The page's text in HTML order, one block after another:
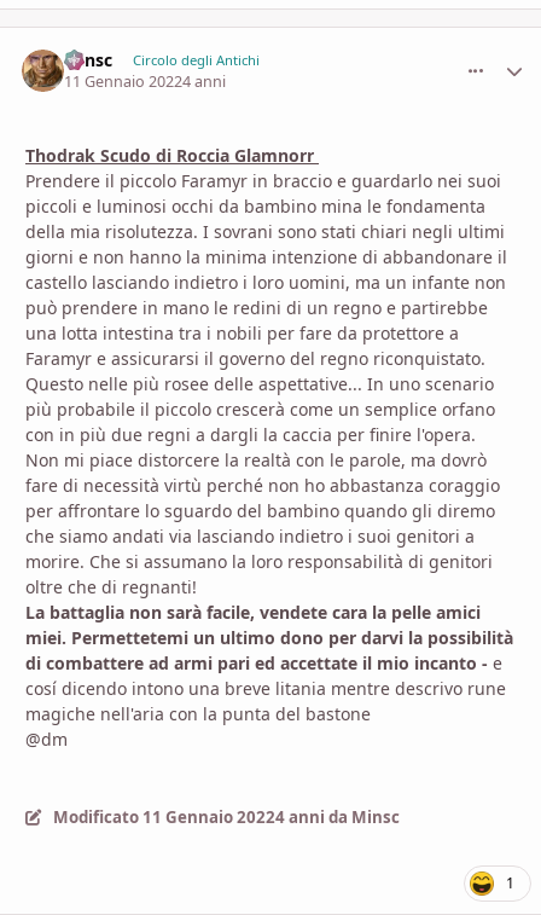
Minsc Circolo degli Antichi
11 Gennaio 20224 anni
Thodrak Scudo di Roccia Glamnorr
Prendere il piccolo Faramyr in braccio e guardarlo nei suoi
piccoli e luminosi occhi da bambino mina le fondamenta
della mia risolutezza. I sovrani sono stati chiari negli ultimi
giorni e non hanno la minima intenzione di abbandonare il
castello lasciando indietro i loro uomini, ma un infante non
può prendere in mano le redini di un regno e partirebbe
una lotta intestina tra i nobili per fare da protettore a
Faramyr e assicurarsi il governo del regno riconquistato.
Questo nelle più rosee delle aspettative... In uno scenario
più probabile il piccolo crescerà come un semplice orfano
con in più due regni a dargli la caccia per finire l'opera.
Non mi piace distorcere la realtà con le parole, ma dovrò
fare di necessità virtù perché non ho abbastanza coraggio
per affrontare lo sguardo del bambino quando gli diremo
che siamo andati via lasciando indietro i suoi genitori a
morire. Che si assumano la loro responsabilità di genitori
oltre che di regnanti!
La battaglia non sarà facile, vendete cara la pelle amici
miei. Permettetemi un ultimo dono per darvi la possibilità
di combattere ad armi pari ed accettate il mio incanto - e
cosí dicendo intono una breve litania mentre descrivo rune
magiche nell'aria con la punta del bastone
@dm
Modificato 11 Gennaio 20224 anni da Minsc
1